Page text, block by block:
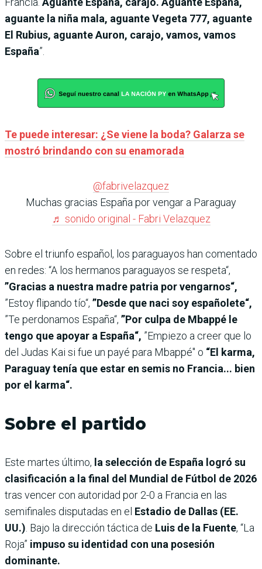
aguante la niña mala, aguante Vegeta 777, aguante
El Rubius, aguante Auron, carajo, vamos, vamos
España”.
Te puede interesar: ¿Se viene la boda? Galarza se
mostró brindando con su enamorada
@fabrivelazquez
Muchas gracias España por vengar a Paraguay
♬ sonido original - Fabri Velazquez
Sobre el triunfo español, los paraguayos han comentado
en redes: “A los hermanos paraguayos se respeta“,
”Gracias a nuestra madre patria por vengarnos“,
”Estoy flipando tío“, ”Desde que naci soy españolete“,
”Te perdonamos España“, ”Por culpa de Mbappé le
tengo que apoyar a España“, ”Empiezo a creer que lo
del Judas Kai si fue un payé para Mbappé" o “El karma,
Paraguay tenía que estar en semis no Francia... bien
por el karma“.
Sobre el partido
Este martes último, la selección de España logró su
clasificación a la final del Mundial de Fútbol de 2026
tras vencer con autoridad por 2-0 a Francia en las
semifinales disputadas en el Estadio de Dallas (EE.
UU.). Bajo la dirección táctica de Luis de la Fuente, “La
Roja” impuso su identidad con una posesión
dominante.